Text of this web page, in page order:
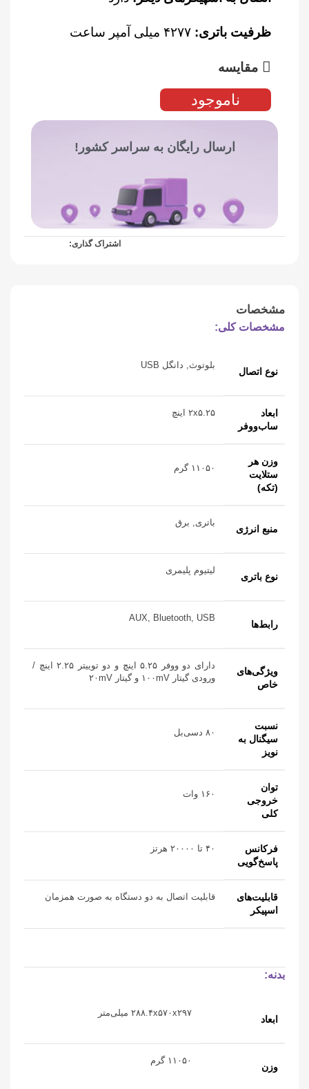
ظرفیت باتری:
مقایسه
ناموجود
ارسال رایگان به سراسر کشور!
اشتراک گذاری:
مشخصات
مشخصات کلی:
نوع اتصال
بلوتوث, دانگل USB
ابعاد
ساب‌ووفر
۲x۵.۲۵ اینچ
وزن هر
ستلایت
(تکه)
۱۱۰۵۰ گرم
منبع انرژی
باتری, برق
نوع باتری
لیتیوم پلیمری
رابط‌ها
AUX, Bluetooth, USB
ویژگی‌های
خاص
دارای دو ووفر ۵.۲۵ اینچ و دو توییتر ۲.۲۵ اینچ /
ورودی گیتار ۱۰۰mV و گیتار ۲۰mV
نسبت
سیگنال به
نویز
۸۰ دسی‌بل
توان
خروجی
کلی
۱۶۰ وات
فرکانس
پاسخ‌گویی
۴۰ تا ۲۰۰۰۰ هرتز
قابلیت‌های
اسپیکر
قابلیت اتصال به دو دستگاه به صورت همزمان
بدنه:
ابعاد
۲۸۸.۴x۵۷۰x۲۹۷ میلی‌متر
وزن
۱۱۰۵۰ گرم